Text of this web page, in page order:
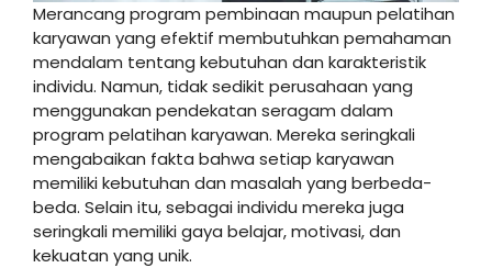
Merancang program pembinaan maupun pelatihan
karyawan yang efektif membutuhkan pemahaman
mendalam tentang kebutuhan dan karakteristik
individu. Namun, tidak sedikit perusahaan yang
menggunakan pendekatan seragam dalam
program pelatihan karyawan. Mereka seringkali
mengabaikan fakta bahwa setiap karyawan
memiliki kebutuhan dan masalah yang berbeda-
beda. Selain itu, sebagai individu mereka juga
seringkali memiliki gaya belajar, motivasi, dan
kekuatan yang unik.